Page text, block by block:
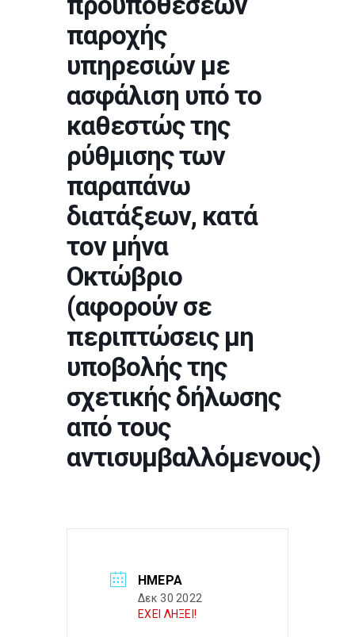
παροχής
υπηρεσιών με
ασφάλιση υπό το
καθεστώς της
ρύθμισης των
παραπάνω
διατάξεων, κατά
τον μήνα
Οκτώβριο
(αφορούν σε
περιπτώσεις μη
υποβολής της
σχετικής δήλωσης
από τους
αντισυμβαλλόμενους)
ΗΜΈΡΑ
Δεκ 30 2022
ΕΧΕΙ ΛΗΞΕΙ!